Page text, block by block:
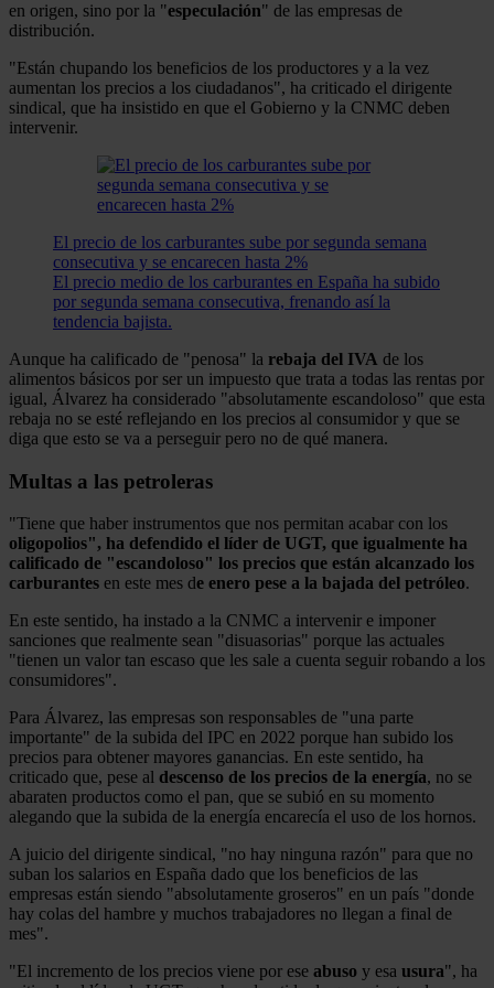
en origen, sino por la "especulación" de las empresas de
distribución.
"Están chupando los beneficios de los productores y a la vez
aumentan los precios a los ciudadanos", ha criticado el dirigente
sindical, que ha insistido en que el Gobierno y la CNMC deben
intervenir.
El precio de los carburantes sube por segunda semana
consecutiva y se encarecen hasta 2%
El precio medio de los carburantes en España ha subido
por segunda semana consecutiva, frenando así la
tendencia bajista.
Aunque ha calificado de "penosa" la rebaja del IVA de los
alimentos básicos por ser un impuesto que trata a todas las rentas por
igual, Álvarez ha considerado "absolutamente escandoloso" que esta
rebaja no se esté reflejando en los precios al consumidor y que se
diga que esto se va a perseguir pero no de qué manera.
Multas a las petroleras
"Tiene que haber instrumentos que nos permitan acabar con los
oligopolios", ha defendido el líder de UGT, que igualmente ha
calificado de "escandoloso" los precios que están alcanzado los
carburantes en este mes de enero pese a la bajada del petróleo.
En este sentido, ha instado a la CNMC a intervenir e imponer
sanciones que realmente sean "disuasorias" porque las actuales
"tienen un valor tan escaso que les sale a cuenta seguir robando a los
consumidores".
Para Álvarez, las empresas son responsables de "una parte
importante" de la subida del IPC en 2022 porque han subido los
precios para obtener mayores ganancias. En este sentido, ha
criticado que, pese al descenso de los precios de la energía, no se
abaraten productos como el pan, que se subió en su momento
alegando que la subida de la energía encarecía el uso de los hornos.
A juicio del dirigente sindical, "no hay ninguna razón" para que no
suban los salarios en España dado que los beneficios de las
empresas están siendo "absolutamente groseros" en un país "donde
hay colas del hambre y muchos trabajadores no llegan a final de
mes".
"El incremento de los precios viene por ese abuso y esa usura", ha